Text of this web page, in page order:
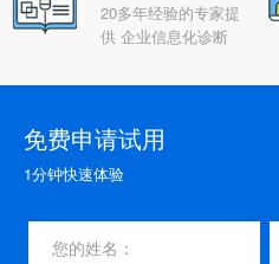
20多年经验的专家提
供 企业信息化诊断
免费申请试用
1分钟快速体验